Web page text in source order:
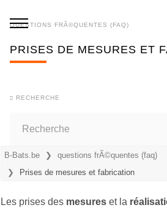
QUESTIONS FRÃ©QUENTES (FAQ)
PRISES DE MESURES ET
RECHERCHE
B-Bats.be
questions frÃ©quentes (faq)
Prises de mesures et fabrication
Les prises des mesures et la